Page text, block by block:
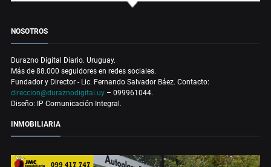
NOSOTROS
Durazno Digital Diario. Uruguay.
Más de 88.000 seguidores en redes sociales.
Fundador y Director - Lic. Fernando Salvador Báez. Contacto:
direccion@duraznodigital.uy – 099961044.
Diseño: IP Comunicación Integral.
INMOBILIARIA